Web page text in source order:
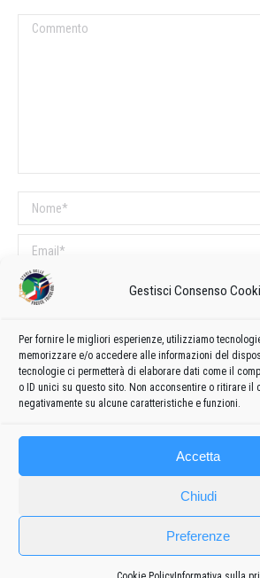
Gestisci Consenso
Per fornire le migliori esperienze, utilizziamo
memorizzare e/o accedere alle informazioni del
tecnologie ci permetterà di elaborare dati come il
o ID unici su questo sito. Non acconsentire o ritirare il
negativamente su alcune caratteristiche e funzioni.
Accetta
Chiudi
Preferenze
Commento
Nome *
Email *
Sito web
COMMENTI SUL POST
Questo sito utilizza Akismet per ridurre lo
elaborati i dati derivati dai commenti.